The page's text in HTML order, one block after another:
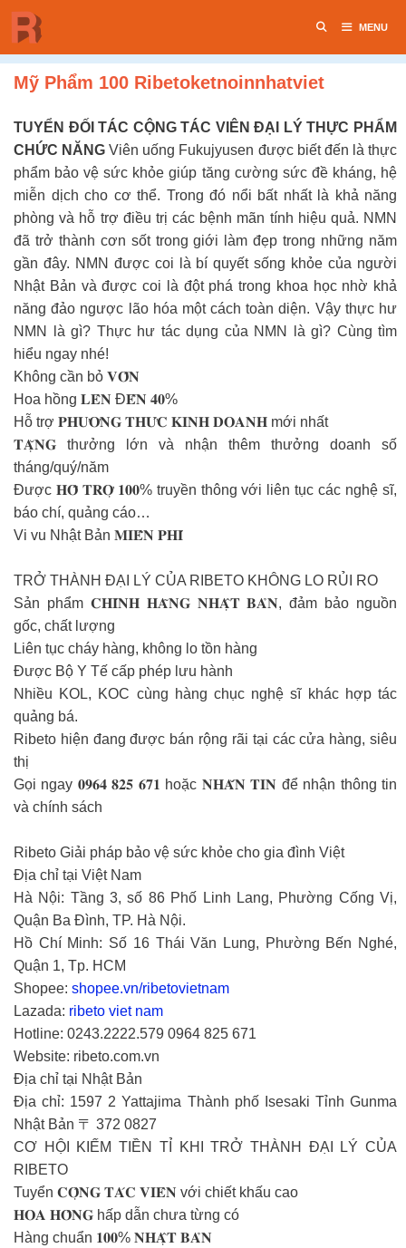
Chuyển
đến
nội
dung
MENU
Mỹ Phẩm 100 Ribetoketnoinnhatviet
TUYỂN ĐỐI TÁC CỘNG TÁC VIÊN ĐẠI LÝ THỰC PHẨM
CHỨC NĂNGViên uống Fukujyusen được biết đến là thực
phẩm bảo vệ sức khỏe giúp tăng cường sức đề kháng, hệ
miễn dịch cho cơ thể. Trong đó nổi bất nhất là khả năng
phòng và hỗ trợ điều trị các bệnh mãn tính hiệu quả. NMN
đã trở thành cơn sốt trong giới làm đẹp trong những năm
gần đây. NMN được coi là bí quyết sống khỏe của người
Nhật Bản và được coi là đột phá trong khoa học nhờ khả
năng đảo ngược lão hóa một cách toàn diện. Vậy thực hư
NMN là gì? Thực hư tác dụng của NMN là gì? Cùng tìm
hiểu ngay nhé!
Không cần bỏ 𝐕𝐎̂́𝐍
Hoa hồng 𝐋𝐄̂𝐍 Đ𝐄̂́𝐍 𝟒𝟎%
Hỗ trợ 𝐏𝐇𝐔̛𝐎̛𝐍𝐆 𝐓𝐇𝐔̛́𝐂 𝐊𝐈𝐍𝐇 𝐃𝐎𝐀𝐍𝐇 mới nhất
𝐓𝐀̣̆𝐍𝐆 thưởng lớn và nhận thêm thưởng doanh số
tháng/quý/năm
Được 𝐇𝐎̂̃ 𝐓𝐑𝐎̛̣ 𝟏𝟎𝟎% truyền thông với liên tục các nghệ sĩ,
báo chí, quảng cáo…
Vi vu Nhật Bản 𝐌𝐈𝐄̂̃𝐍 𝐏𝐇𝐈́
TRỞ THÀNH ĐẠI LÝ CỦA RIBETO KHÔNG LO RỦI RO
Sản phẩm 𝐂𝐇𝐈́𝐍𝐇 𝐇𝐀̃𝐍𝐆 𝐍𝐇𝐀̣̂𝐓 𝐁𝐀̉𝐍, đảm bảo nguồn
gốc, chất lượng
Liên tục cháy hàng, không lo tồn hàng
Được Bộ Y Tế cấp phép lưu hành
Nhiều KOL, KOC cùng hàng chục nghệ sĩ khác hợp tác
quảng bá.
Ribeto hiện đang được bán rộng rãi tại các cửa hàng, siêu
thị
Gọi ngay 𝟎𝟗𝟔𝟒 𝟖𝟐𝟓 𝟔𝟕𝟏 hoặc 𝐍𝐇𝐀̆́𝐍 𝐓𝐈𝐍 để nhận thông tin
và chính sách
Ribeto Giải pháp bảo vệ sức khỏe cho gia đình Việt
Địa chỉ tại Việt Nam
Hà Nội: Tầng 3, số 86 Phố Linh Lang, Phường Cống Vị,
Quận Ba Đình, TP. Hà Nội.
Hồ Chí Minh: Số 16 Thái Văn Lung, Phường Bến Nghé,
Quận 1, Tp. HCM
Shopee: shopee.vn/ribetovietnam
Lazada: ribeto viet nam
Hotline: 0243.2222.579 0964 825 671
Website: ribeto.com.vn
Địa chỉ tại Nhật Bản
Địa chỉ: 1597 2 Yattajima Thành phố Isesaki Tỉnh Gunma
Nhật Bản 〒 372 0827
CƠ HỘI KIẾM TIỀN TỈ KHI TRỞ THÀNH ĐẠI LÝ CỦA
RIBETO
Tuyển 𝐂𝐎̣̂𝐍𝐆 𝐓𝐀́𝐂 𝐕𝐈𝐄̂𝐍 với chiết khấu cao
𝐇𝐎𝐀 𝐇𝐎̂̀𝐍𝐆 hấp dẫn chưa từng có
Hàng chuẩn 𝟏𝟎𝟎% 𝐍𝐇𝐀̣̂𝐓 𝐁𝐀̉𝐍